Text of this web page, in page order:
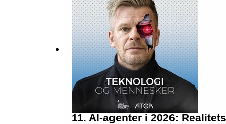
organisasjonen.Ukens gjester er Nils
læring og arbeidsprosesser. Vår andre
verdi. Programleder er Christian Brosstad,
litt faglig påfyll.
11. AI-agenter i 2026: